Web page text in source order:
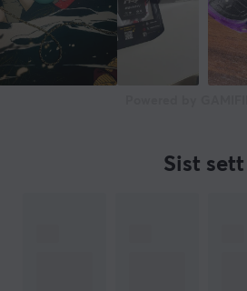
Sist sett